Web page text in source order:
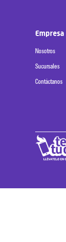
Empresa
Nosotros
Sucursales
Contáctanos